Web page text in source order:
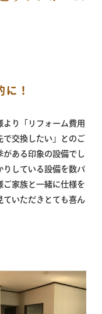
に！
り「リフォーム費用
で交換したい」とのご
がある印象の設備でし
りしている設備を数パ
ご家族と一緒に仕様を
ていただきとても喜ん